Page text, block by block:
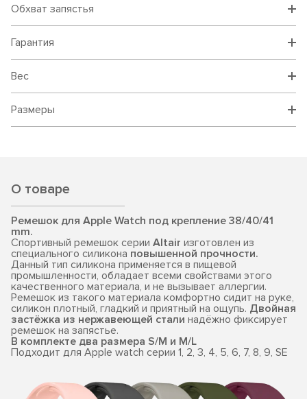
Обхват запястья
Гарантия
Вес
Размеры
О товаре
Ремешок для Apple Watch под крепление 38/40/41
mm.
Спортивный ремешок серии Altair изготовлен из
специального силикона повышенной прочности.
Данный тип силикона применяется в пищевой
промышленности, обладает всеми свойствами этого
качественного материала, и не вызывает аллергии.
Ремешок из такого материала комфортно сидит на руке,
силикон плотный, гладкий и приятный на ощупь. Двойная
застёжка из нержавеющей стали надёжно фиксирует
ремешок на запястье.
В комплекте два размера S/M и M/L
Подходит для Apple watch серии 1, 2, 3, 4, 5, 6, 7, 8, 9, SE